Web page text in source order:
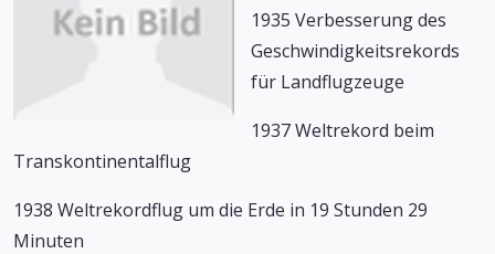
1935 Verbesserung des
Geschwindigkeitsrekords
für Landflugzeuge
1937 Weltrekord beim
Transkontinentalflug
1938 Weltrekordflug um die Erde in 19 Stunden 29
Minuten